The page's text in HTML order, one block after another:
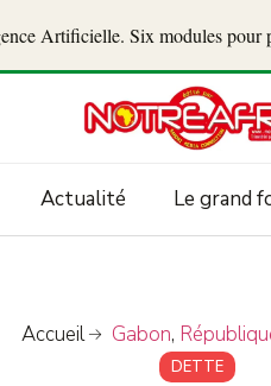
Artificielle. Six modules pour
Actualité Le grand
Accueil Gabon,
DETTE